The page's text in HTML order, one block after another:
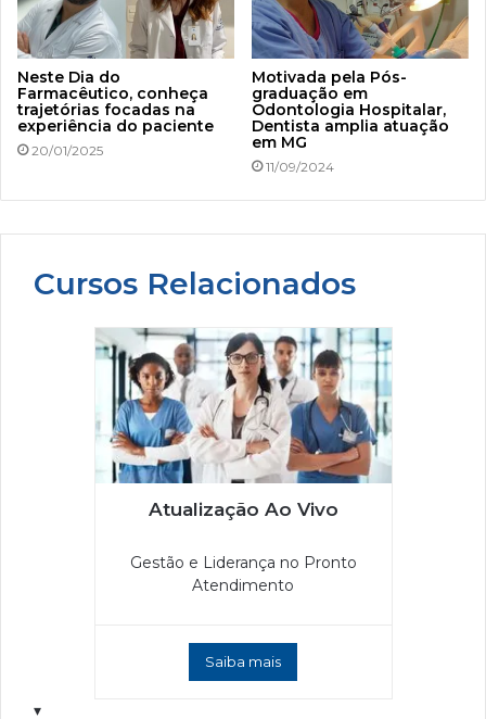
Neste Dia do
Farmacêutico, conheça
trajetórias focadas na
experiência do paciente
20/01/2025
Motivada pela Pós-
graduação em
Odontologia Hospitalar,
Dentista amplia atuação
em MG
11/09/2024
Cursos Relacionados
Atualização Ao Vivo
Gestão e Liderança no Pronto
Atendimento
Saiba mais